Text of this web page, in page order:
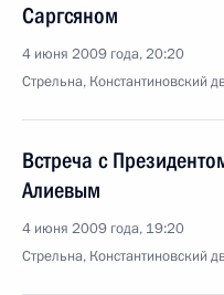
Саргсяном
4 июня 2009 года, 20:20
Стрельна, Константиновский
Встреча с
Алиевым
4 июня 2009 года, 19:20
Стрельна, Константиновский